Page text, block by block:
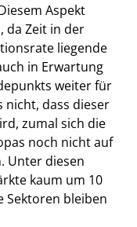
Aspekt
da Zeit in der
liegende
in Erwartung
weiter für
nicht, dass dieser
zumal sich die
noch nicht auf
Unter diesen
kaum um 10
Sektoren bleiben